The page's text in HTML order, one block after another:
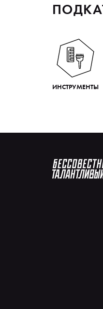
ИНСТРУМЕНТЫ